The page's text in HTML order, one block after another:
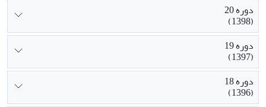
دوره 20
(1398)
دوره 19
(1397)
دوره 18
(1396)